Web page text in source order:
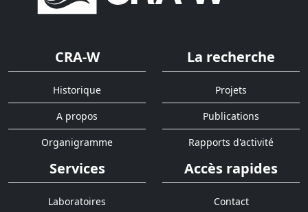
CRA-W
Historique
A propos
Organigramme
La recherche
Projets
Publications
Rapports d'activité
Services
Laboratoires
Accès rapides
Contact